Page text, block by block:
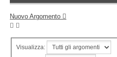
Nuovo Argomento
Visualizza: